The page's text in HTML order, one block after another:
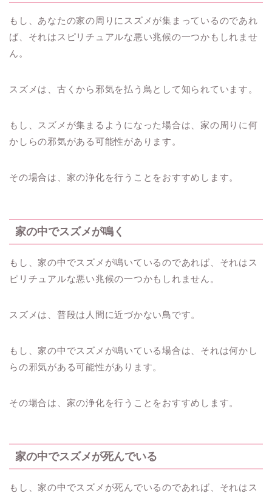
もし、あなたの家の周りにスズメが集まっているのであれ
ば、それはスピリチュアルな悪い兆候の一つかもしれませ
ん。
スズメは、古くから邪気を払う鳥として知られています。
もし、スズメが集まるようになった場合は、家の周りに何
かしらの邪気がある可能性があります。
その場合は、家の浄化を行うことをおすすめします。
家の中でスズメが鳴く
もし、家の中でスズメが鳴いているのであれば、それはス
ピリチュアルな悪い兆候の一つかもしれません。
スズメは、普段は人間に近づかない鳥です。
もし、家の中でスズメが鳴いている場合は、それは何かし
らの邪気がある可能性があります。
その場合は、家の浄化を行うことをおすすめします。
家の中でスズメが死んでいる
もし、家の中でスズメが死んでいるのであれば、それはス